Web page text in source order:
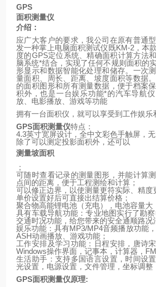
GPS
面积测量仪
介绍：
应广大客户的要求，我公司在原有普通
发一种掌上电脑面积测试仪既KM-2，本
度的GPS定位系统、精确面积计算方法
脑系统*结合，实现了任何不规则面积的
形显示和数据智能化处理和储存。一次
量面积、周长、距离、坡度面积等数据
的面积图形和所有测量数据，便于档案
积外，也是一台娱乐功能*的汽车导航
放、电影播放、游戏等功能
拥有一台面积仪，就可以享受到工作娱乐
GPS面积测量仪特点：
4.3英寸宽屏设计，全中文彩色手触屏，无
除了可以测定投影面积外，还可以
测量坡面积
；
可随时查看记录的测量图形，并能计算
点间的距离，便于工程测绘和计算；
可以修正边界，以使测量更符实际、精度
单价设置好后可直接出结算价格；
聚合物高能锂电池（充电），电池容量大
具有车载导航功能：专业地图实行了勘察
交通时况功能，给您带来的安全通顺路况
娱乐功能：具有MP3/MP4音频播放功能
ASH动画播放、游戏功能；
工作安排及学习功能：日程安排，唐诗
Windows操作界面，记事本，计算器， FM
生活助手：支持多国语言设置，时间设
光设置，电源设置，文件管理，坐标调整
GPS面积测量仪原理: